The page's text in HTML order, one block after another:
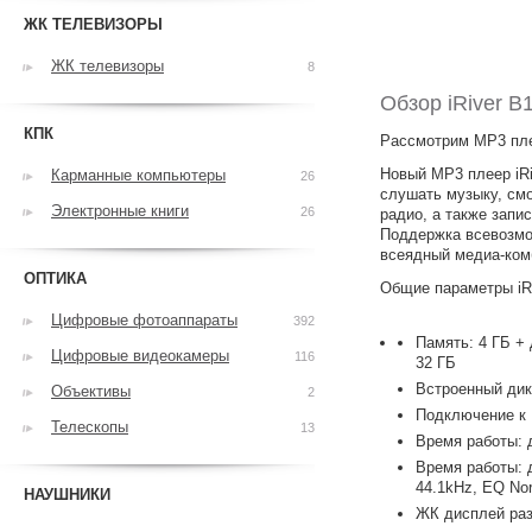
Обзор iRiver
Рассмотрим MP3
Новый MP3 плеер
слушать музыку,
радио, а также
Поддержка
всеядный медиа-
Общие параметры
Память: 4 ГБ +
32 ГБ
Встроенный
Подключение к
Время работы:
Время работы:
44.1kHz, EQ
ЖК дисплей
ЖК ТЕЛЕВИЗОРЫ
ЖК телевизоры 8
КПК
Карманные компьютеры 26
Электронные книги 26
ОПТИКА
Цифровые фотоаппараты 392
Цифровые видеокамеры 116
Объективы 2
Телескопы 13
НАУШНИКИ